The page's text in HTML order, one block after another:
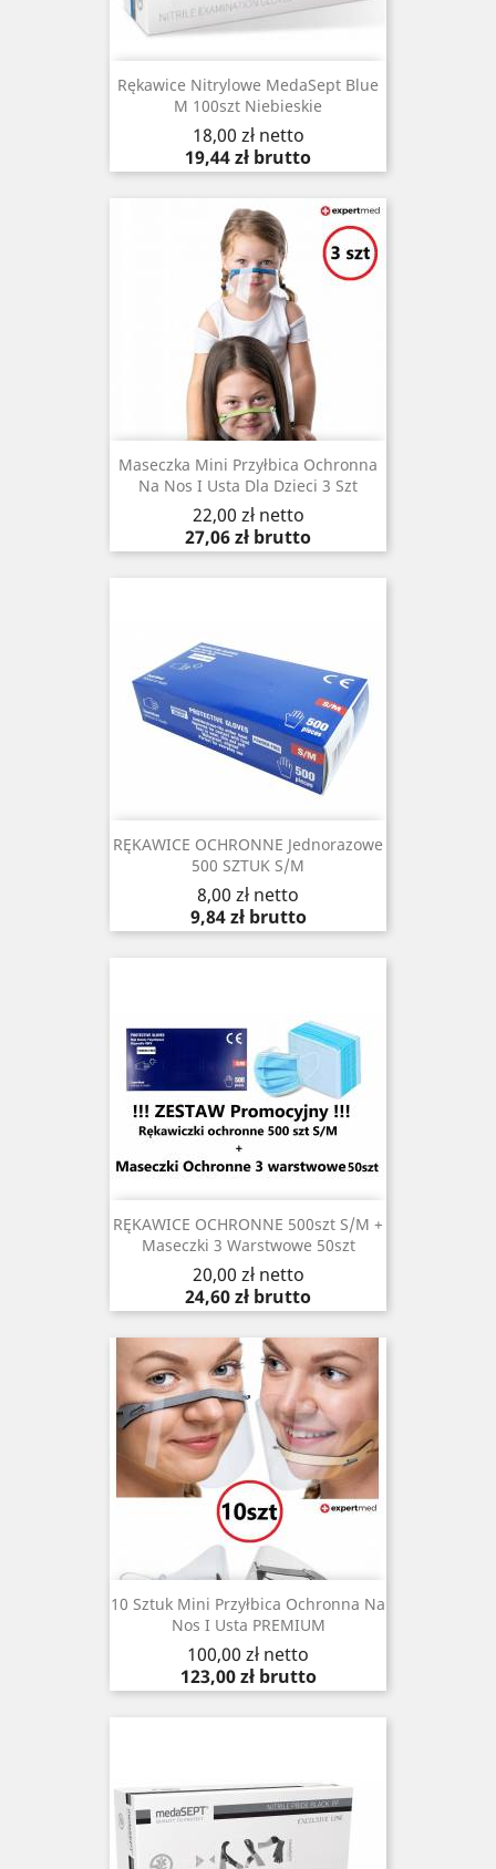
Rękawice Nitrylowe MedaSept Blue
M 100szt Niebieskie
Cena
18,00 zł netto
19,44 zł brutto
Maseczka Mini Przyłbica Ochronna
Na Nos I Usta Dla Dzieci 3 Szt
Cena
22,00 zł netto
27,06 zł brutto
RĘKAWICE OCHRONNE Jednorazowe
500 SZTUK S/M
Cena
8,00 zł netto
9,84 zł brutto
RĘKAWICE OCHRONNE 500szt S/M +
Maseczki 3 Warstwowe 50szt
Cena
20,00 zł netto
24,60 zł brutto
10 Sztuk Mini Przyłbica Ochronna Na
Nos I Usta PREMIUM
Cena
100,00 zł netto
123,00 zł brutto